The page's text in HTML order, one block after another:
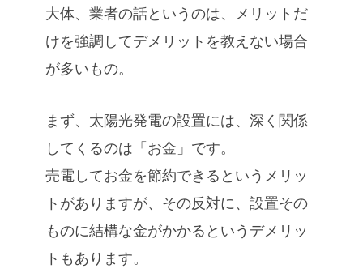
大体、業者の話というのは、メリットだ
けを強調してデメリットを教えない場合
が多いもの。
まず、太陽光発電の設置には、深く関係
してくるのは「お金」です。
売電してお金を節約できるというメリッ
トがありますが、その反対に、設置その
ものに結構な金がかかるというデメリッ
トもあります。